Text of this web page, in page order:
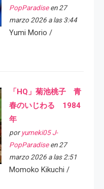
PopParadiseen 27
marzo 2026 a las 3:44
Yumi Morio /
「HQ」菊池桃子 青
春のいじわる 1984
年
por yumeki05 J-
PopParadiseen 27
marzo 2026 a las 2:51
Momoko Kikuchi /